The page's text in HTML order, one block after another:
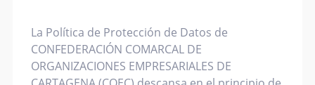
La Política de Protección de Datos de
CONFEDERACIÓN COMARCAL DE
ORGANIZACIONES EMPRESARIALES DE